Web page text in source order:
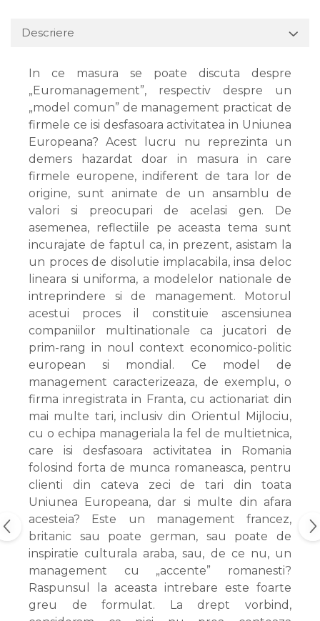
Descriere
In ce masura se poate discuta despre
„Euromanagement”, respectiv despre un
„model comun” de management practicat de
firmele ce isi desfasoara activitatea in Uniunea
Europeana? Acest lucru nu reprezinta un
demers hazardat doar in masura in care
firmele europene, indiferent de tara lor de
origine, sunt animate de un ansamblu de
valori si preocupari de acelasi gen. De
asemenea, reflectiile pe aceasta tema sunt
incurajate de faptul ca, in prezent, asistam la
un proces de disolutie implacabila, insa deloc
lineara si uniforma, a modelelor nationale de
intreprindere si de management. Motorul
acestui proces il constituie ascensiunea
companiilor multinationale ca jucatori de
prim-rang in noul context economico-politic
european si mondial. Ce model de
management caracterizeaza, de exemplu, o
firma inregistrata in Franta, cu actionariat din
mai multe tari, inclusiv din Orientul Mijlociu,
cu o echipa manageriala la fel de multietnica,
care isi desfasoara activitatea in Romania
folosind forta de munca romaneasca, pentru
clienti din cateva zeci de tari din toata
Uniunea Europeana, dar si multe din afara
acesteia? Este un management francez,
britanic sau poate german, sau poate de
inspiratie culturala araba, sau, de ce nu, un
management cu „accente” romanesti?
Raspunsul la aceasta intrebare este foarte
greu de formulat. La drept vorbind,